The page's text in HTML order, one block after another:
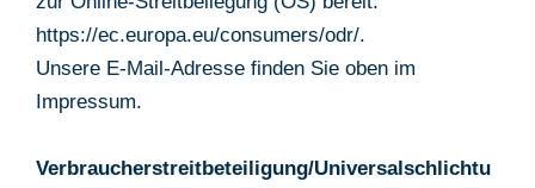
https://ec.europa.eu/consumers/odr/.
Unsere E-Mail-Adresse finden Sie oben im
Impressum.
Verbraucherstreitbeteiligung/Universalschlichtu